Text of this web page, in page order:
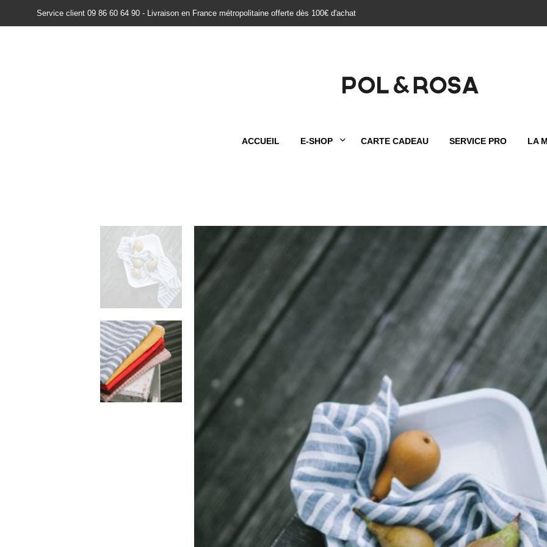
Service client 09 86 60 64 90 - Livraison en France métropolitaine offerte dès 100€ d'achat
ACCUEIL E-SHOP CARTE CADEAU SERVICE PRO LA